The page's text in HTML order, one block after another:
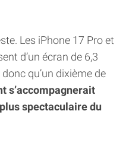
Les iPhone 17 Pro et
d’un écran de 6,3
qu’un dixième de
s’accompagnerait
spectaculaire du